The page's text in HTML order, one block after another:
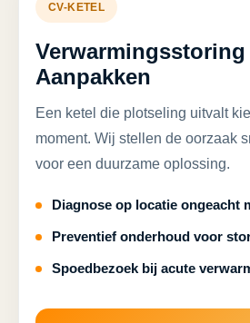
CV-KETEL
Aanpakken
Een ketel die plotseling uitvalt
moment. Wij stellen de oorzaak
voor een duurzame oplossing.
Diagnose op locatie ongeacht
Preventief onderhoud voor
Spoedbezoek bij acute